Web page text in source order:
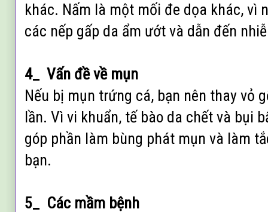
khác. Nấm là một mối đe dọa khác, vì
các nếp gấp da ẩm ướt và dẫn đến
4_ Vấn đề về mụn
Nếu bị mụn trứng cá, bạn nên thay vỏ
lần. Vì vi khuẩn, tế bào da chết và bụi
góp phần làm bùng phát mụn và làm
bạn.
5_ Các mầm bệnh